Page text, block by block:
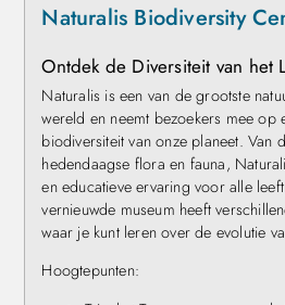
Naturalis Biodiversity
Ontdek de Diversiteit van het
Naturalis is een van de grootste
wereld en neemt bezoekers mee op
biodiversiteit van onze planeet. Van
hedendaagse flora en fauna,
en educatieve ervaring voor alle
vernieuwde museum heeft
waar je kunt leren over de evolutie
Hoogtepunten: